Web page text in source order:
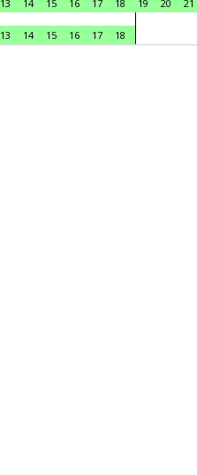
13 14 15 16 17 18 19 20 21
13 14 15 16 17 18